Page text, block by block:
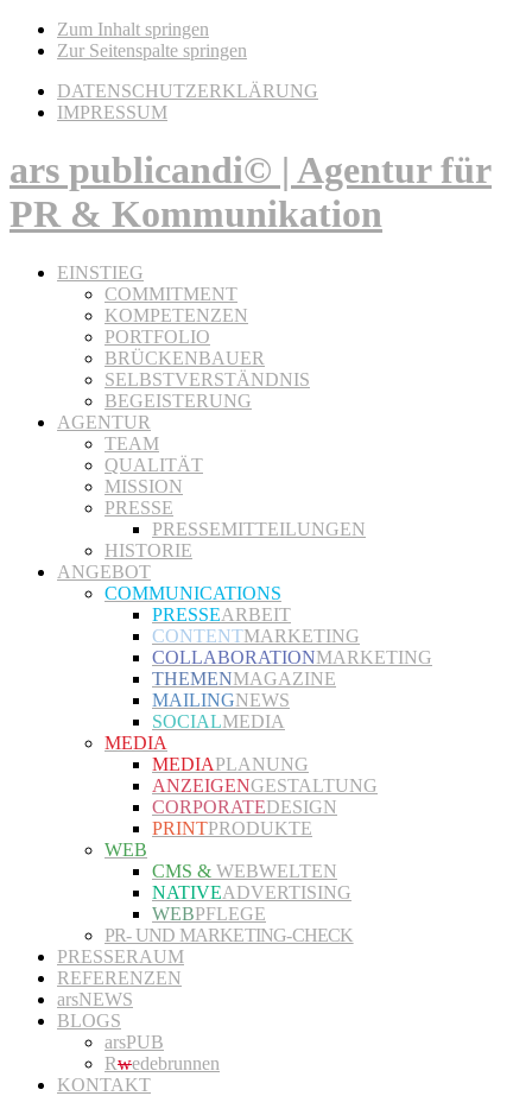
Zum Inhalt springen
Zur Seitenspalte springen
DATENSCHUTZERKLÄRUNG
IMPRESSUM
ars publicandi© | Agentur für
PR & Kommunikation
EINSTIEG
COMMITMENT
KOMPETENZEN
PORTFOLIO
BRÜCKENBAUER
SELBSTVERSTÄNDNIS
BEGEISTERUNG
AGENTUR
TEAM
QUALITÄT
MISSION
PRESSE
PRESSEMITTEILUNGEN
HISTORIE
ANGEBOT
COMMUNICATIONS
PRESSEARBEIT
CONTENTMARKETING
COLLABORATIONMARKETING
THEMENMAGAZINE
MAILINGNEWS
SOCIALMEDIA
MEDIA
MEDIAPLANUNG
ANZEIGENGESTALTUNG
CORPORATEDESIGN
PRINTPRODUKTE
WEB
CMS & WEBWELTEN
NATIVEADVERTISING
WEBPFLEGE
PR- UND MARKETING-CHECK
PRESSERAUM
REFERENZEN
arsNEWS
BLOGS
arsPUB
Rwedebrunnen
KONTAKT